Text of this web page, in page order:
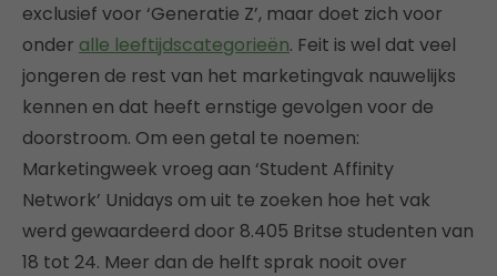
exclusief voor ‘Generatie Z’, maar doet zich voor
onder alle leeftijdscategorieën. Feit is wel dat veel
jongeren de rest van het marketingvak nauwelijks
kennen en dat heeft ernstige gevolgen voor de
doorstroom. Om een getal te noemen:
Marketingweek vroeg aan ‘Student Affinity
Network’ Unidays om uit te zoeken hoe het vak
werd gewaardeerd door 8.405 Britse studenten van
18 tot 24. Meer dan de helft sprak nooit over